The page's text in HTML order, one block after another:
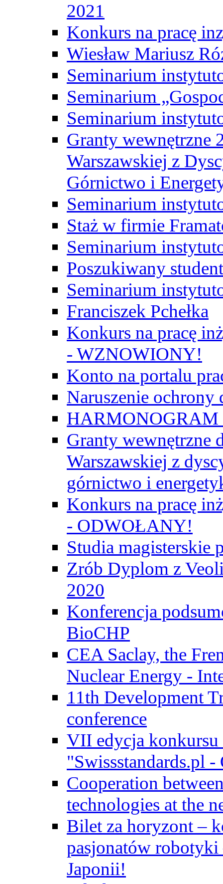
2021
Konkurs na pracę
Wiesław Mariusz
Seminarium
Seminarium
Seminarium
Granty wewnętrzne
Warszawskiej z
Górnictwo i
Seminarium
Staż w firmie
Seminarium
Poszukiwany
Seminarium
Franciszek Pchełka
Konkurs na pracę
- WZNOWIONY!
Konto na portalu
Naruszenie ochrony
Granty wewnętrzne
Warszawskiej z
górnictwo i
Konkurs na pracę
- ODWOŁANY!
Studia magisterskie
Zrób Dyplom z
2020
Konferencja
BioCHP
CEA Saclay, the
Nuclear Energy -
11th Development
conference
VII edycja konkursu
"Swissstandards.pl
Cooperation
technologies at the
Bilet za horyzont –
pasjonatów
Japonii!